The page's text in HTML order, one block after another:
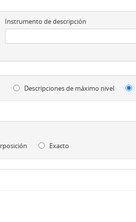
Instrumento de descripción
Descripciones de máximo nivel
Exacto